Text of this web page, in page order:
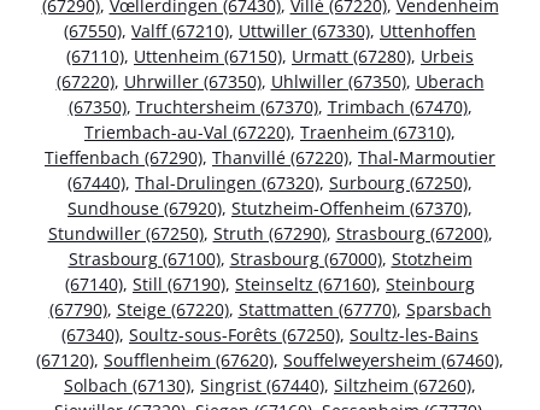
(67290), Vœllerdingen (67430), Villé (67220), Vendenheim
(67550), Valff (67210), Uttwiller (67330), Uttenhoffen
(67110), Uttenheim (67150), Urmatt (67280), Urbeis
(67220), Uhrwiller (67350), Uhlwiller (67350), Uberach
(67350), Truchtersheim (67370), Trimbach (67470),
Triembach-au-Val (67220), Traenheim (67310),
Tieffenbach (67290), Thanvillé (67220), Thal-Marmoutier
(67440), Thal-Drulingen (67320), Surbourg (67250),
Sundhouse (67920), Stutzheim-Offenheim (67370),
Stundwiller (67250), Struth (67290), Strasbourg (67200),
Strasbourg (67100), Strasbourg (67000), Stotzheim
(67140), Still (67190), Steinseltz (67160), Steinbourg
(67790), Steige (67220), Stattmatten (67770), Sparsbach
(67340), Soultz-sous-Forêts (67250), Soultz-les-Bains
(67120), Soufflenheim (67620), Souffelweyersheim (67460),
Solbach (67130), Singrist (67440), Siltzheim (67260),